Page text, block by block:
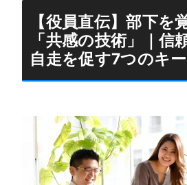
【役員直伝】部下を
「共感の技術」｜信
自走を促す7つのキ